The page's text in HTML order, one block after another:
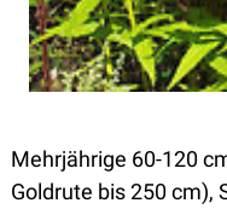
Mehrjährige 60-120
Goldrute bis 250 cm),